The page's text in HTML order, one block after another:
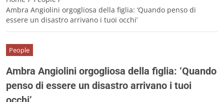
Ambra Angiolini orgogliosa della figlia: ‘Quando penso di
essere un disastro arrivano i tuoi occhi’
People
Ambra Angiolini orgogliosa della figlia: ‘Quando
penso di essere un disastro arrivano i tuoi